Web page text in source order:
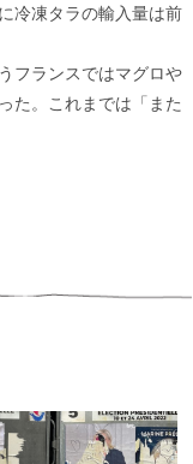
冷凍タラの輸入量は前
フランスではマグロや
た。これまでは「また